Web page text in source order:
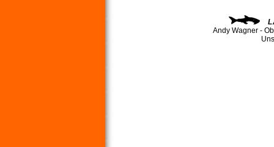
Andy Wagner -